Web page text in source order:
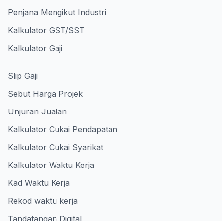
Penjana Mengikut Industri
Kalkulator GST/SST
Kalkulator Gaji
Slip Gaji
Sebut Harga Projek
Unjuran Jualan
Kalkulator Cukai Pendapatan
Kalkulator Cukai Syarikat
Kalkulator Waktu Kerja
Kad Waktu Kerja
Rekod waktu kerja
Tandatangan Digital